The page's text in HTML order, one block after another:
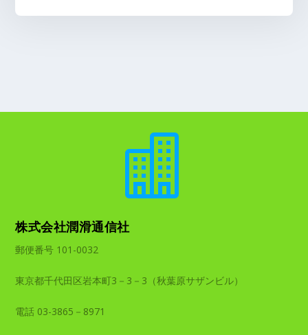

株式会社潤滑通信社
郵便番号 101-0032
東京都千代田区岩本町3－3－3（秋葉原サザンビル）
電話 03-3865－8971